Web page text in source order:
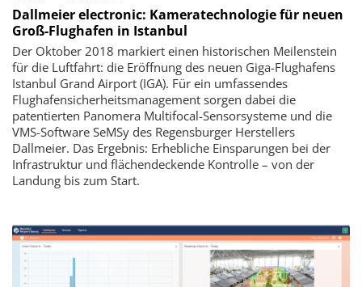
Dallmeier electronic: Kameratechnologie für neuen
Groß-Flughafen in Istanbul
Der Oktober 2018 markiert einen historischen Meilenstein
für die Luftfahrt: die Eröffnung des neuen Giga-Flughafens
Istanbul Grand Airport (IGA). Für ein umfassendes
Flughafensicherheitsmanagement sorgen dabei die
patentierten Panomera Multifocal-Sensorsysteme und die
VMS-Software SeMSy des Regensburger Herstellers
Dallmeier. Das Ergebnis: Erhebliche Einsparungen bei der
Infrastruktur und flächendeckende Kontrolle – von der
Landung bis zum Start.